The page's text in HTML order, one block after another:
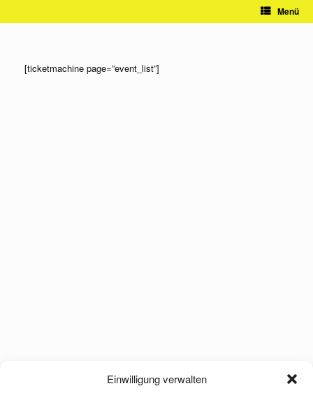
Einwilligung verwalten
Menü
[ticketmachine page=”event_list”]